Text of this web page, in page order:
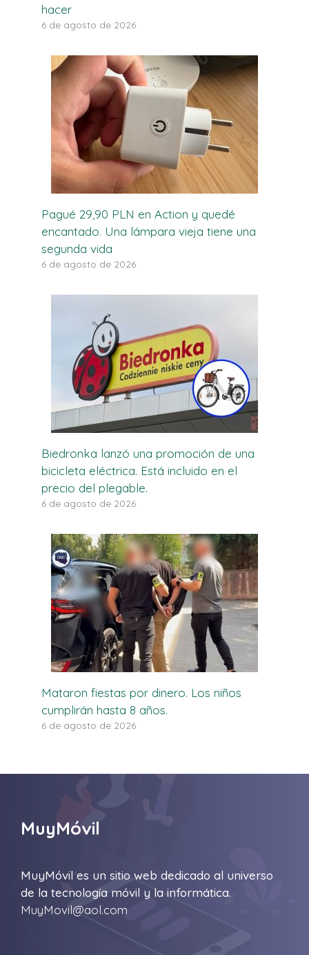
hacer
6 de agosto de 2026
Pagué 29,90 PLN en Action y quedé
encantado. Una lámpara vieja tiene una
segunda vida
6 de agosto de 2026
Biedronka lanzó una promoción de una
bicicleta eléctrica. Está incluido en el
precio del plegable.
6 de agosto de 2026
Mataron fiestas por dinero. Los niños
cumplirán hasta 8 años.
6 de agosto de 2026
MuyMóvil
MuyMóvil es un sitio web dedicado al universo
de la tecnología móvil y la informática.
MuyMovil@aol.com